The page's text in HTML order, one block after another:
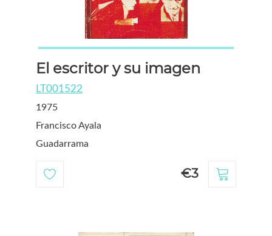
El escritor y su imagen
LT001522
1975
Francisco Ayala
Guadarrama
€3